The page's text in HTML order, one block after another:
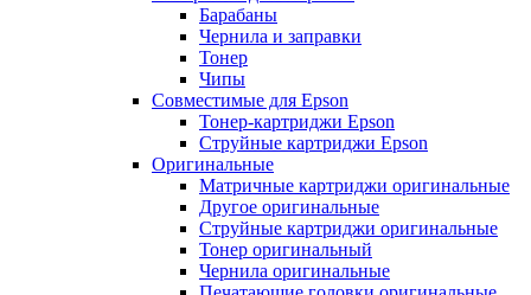
Барабаны
Чернила и заправки
Тонер
Чипы
Совместимые для Epson
Тонер-картриджи Epson
Струйные картриджи Epson
Оригинальные
Матричные картриджи оригинальные
Другое оригинальные
Струйные картриджи оригинальные
Тонер оригинальный
Чернила оригинальные